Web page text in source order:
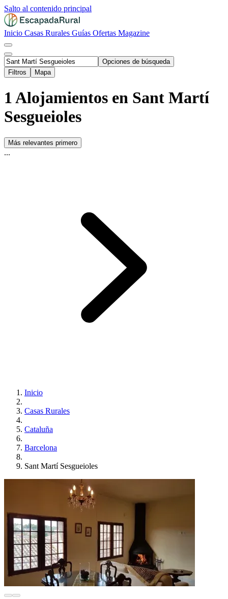
Salto al contenido principal
Inicio Casas Rurales Guías Ofertas Magazine
Opciones de búsqueda
Filtros
Mapa
1 Alojamientos en Sant Martí
Sesgueioles
Más relevantes primero
...
Inicio
Casas Rurales
Cataluña
Barcelona
Sant Martí Sesgueioles